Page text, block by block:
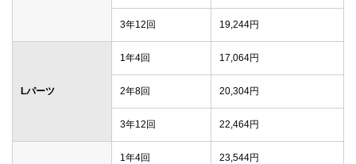
3年12回 19,244円
Lパーツ
1年4回 17,064円
2年8回 20,304円
3年12回 22,464円
1年4回 23,544円